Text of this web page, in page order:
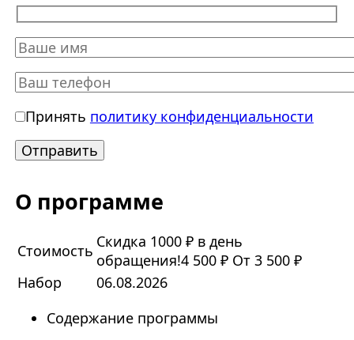
Принять политику конфиденциальности
О программе
Стоимость Скидка 1000 ₽ в день
обращения!4 500 ₽ От 3 500 ₽
Набор
06.08.2026
Содержание программы